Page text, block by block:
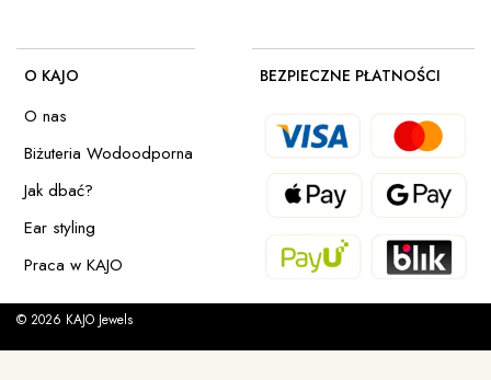
O KAJO
O nas
Biżuteria Wodoodporna
Jak dbać?
Ear styling
Praca w KAJO
BEZPIECZNE PŁATNOŚCI
© 2026 KAJO Jewels